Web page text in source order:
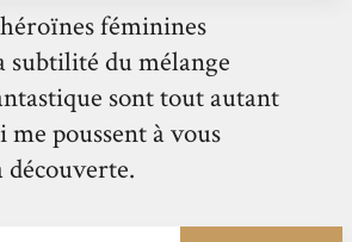
féminines
subtilité du mélange
sont tout autant
me poussent à vous